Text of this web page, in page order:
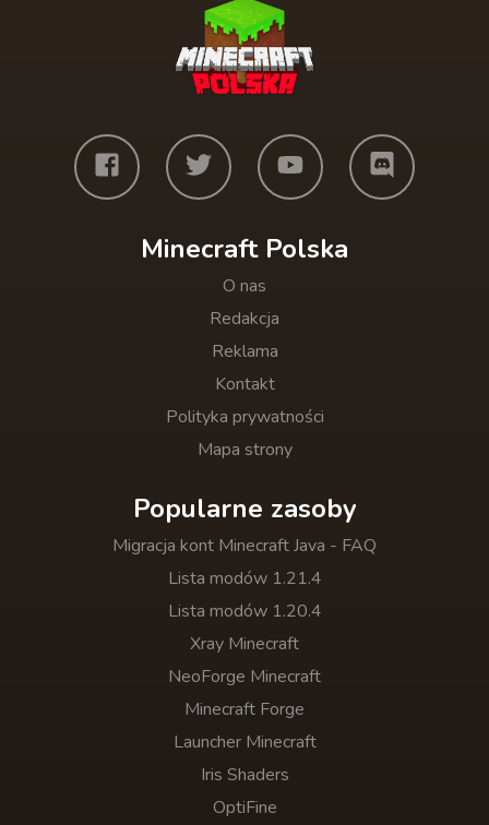
Minecraft Polska
O nas
Redakcja
Reklama
Kontakt
Polityka prywatności
Mapa strony
Popularne zasoby
Migracja kont Minecraft Java - FAQ
Lista modów 1.21.4
Lista modów 1.20.4
Xray Minecraft
NeoForge Minecraft
Minecraft Forge
Launcher Minecraft
Iris Shaders
OptiFine